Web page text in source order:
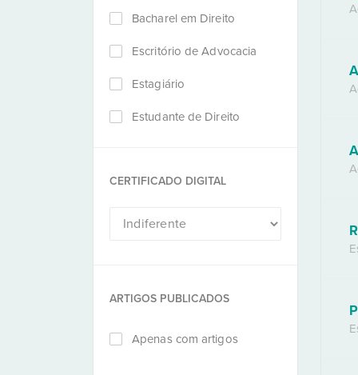
Bacharel em Direito
Escritório de Advocacia
Estagiário
Estudante de Direito
CERTIFICADO DIGITAL
ARTIGOS PUBLICADOS
Apenas com artigos